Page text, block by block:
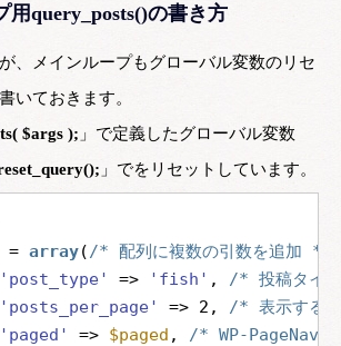
用query_posts()の書き方
、メインループもグローバル変数のリセ
いておきます。
$args ); 」で定義したグローバル変数
」でをリセットしています。
= array(/* 配列に複数の引数を追加 */
'post_type'
=> 'fish' , /* 投稿タイ
'posts_per_page'
=> 2, /* 表示する
'paged'
=> $paged , /* WP-PageNavi